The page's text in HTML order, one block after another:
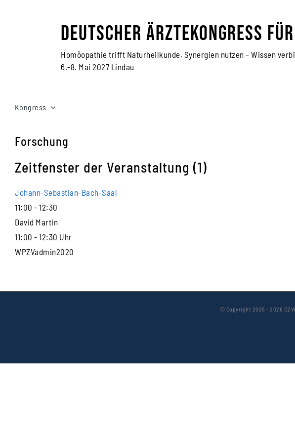
Deutscher Ärztekongress für
Homöopathie trifft Naturheilkunde. Synergien nutzen – Wissen
6.-8. Mai 2027 Lindau
Kongress
Forschung
Zeitfenster der Veranstaltung (1)
Johann-Sebastian-Bach-Saal
11:00 - 12:30
David Martin
11:00 - 12:30 Uhr
WPZVadmin2020
© Copyright 2025 - 2026